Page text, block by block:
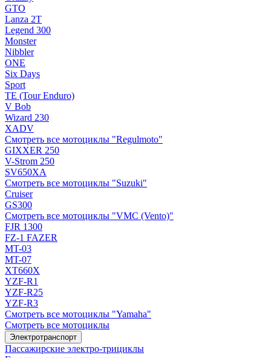
GTO
Lanza 2T
Legend 300
Monster
Nibbler
ONE
Six Days
Sport
TE (Tour Enduro)
V Bob
Wizard 230
XADV
Смотреть все мотоциклы "Regulmoto"
GIXXER 250
V-Strom 250
SV650XA
Смотреть все мотоциклы "Suzuki"
Cruiser
GS300
Смотреть все мотоциклы "VMC (Vento)"
FJR 1300
FZ-1 FAZER
MT-03
MT-07
XT660X
YZF-R1
YZF-R25
YZF-R3
Смотреть все мотоциклы "Yamaha"
Смотреть все мотоциклы
Электротранспорт
Пассажирские электро‑трициклы